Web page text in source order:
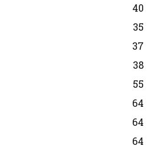
40
35
37
38
55
64
64
64